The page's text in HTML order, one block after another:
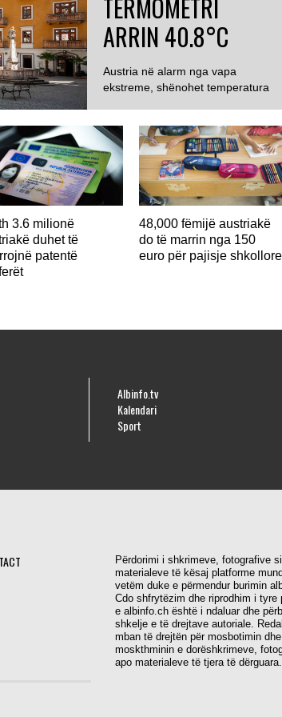
TERMOMETRI
ARRIN 40.8°C
Austria në alarm nga vapa
ekstreme, shënohet temperatura
3.6 milionë
duhet të
patentë
48,000 fëmijë austriakë
do të marrin nga 150
euro për pajisje shkollore
Albinfo.tv
Kalendari
Sport
Përdorimi i shkrimeve, fotografive
materialeve të kësaj platforme
vetëm duke e përmendur burimin
Cdo shfrytëzim dhe riprodhim i tyre
e albinfo.ch është i ndaluar dhe
shkelje e të drejtave autoriale.
mban të drejtën për mosbotimin dhe
moskthminin e dorëshkrimeve,
apo materialeve të tjera të dërguara.